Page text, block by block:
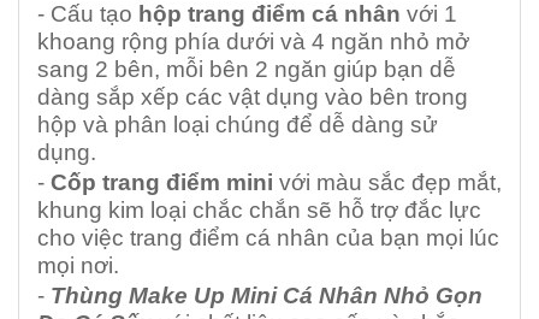
- Cấu tạo hộp trang điểm cá nhân với 1
khoang rộng phía dưới và 4 ngăn nhỏ mở
sang 2 bên, mỗi bên 2 ngăn giúp bạn dễ
dàng sắp xếp các vật dụng vào bên trong
hộp và phân loại chúng để dễ dàng sử
dụng.
- Cốp trang điểm mini với màu sắc đẹp mắt,
khung kim loại chắc chắn sẽ hỗ trợ đắc lực
cho việc trang điểm cá nhân của bạn mọi lúc
mọi nơi.
- Thùng Make Up Mini Cá Nhân Nhỏ Gọn